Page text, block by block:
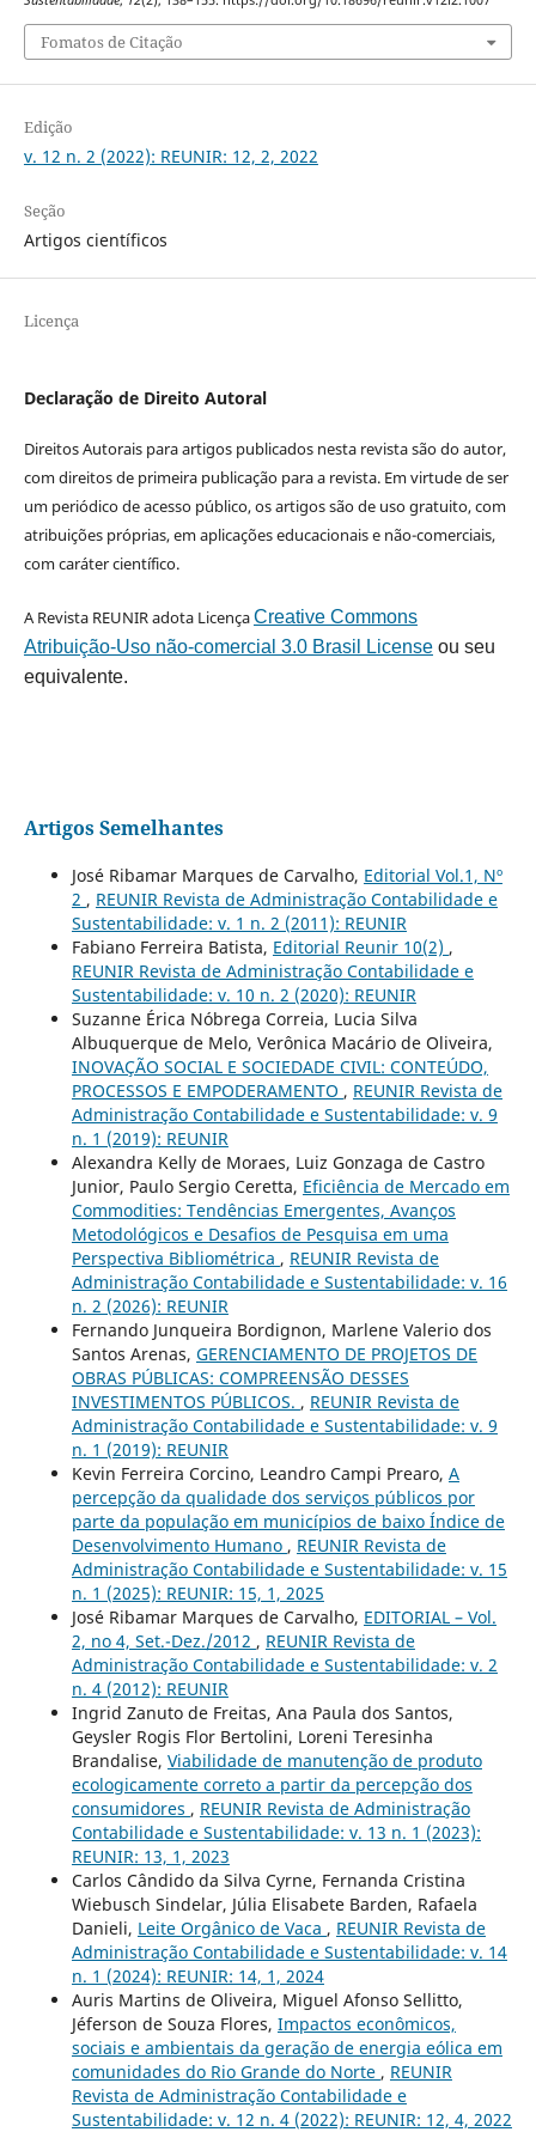
Fomatos de Citação
Edição
v. 12 n. 2 (2022): REUNIR: 12, 2, 2022
Seção
Artigos científicos
Licença
Declaração de Direito Autoral
Direitos Autorais para artigos publicados nesta revista são do autor,
com direitos de primeira publicação para a revista. Em virtude de ser
um periódico de acesso público, os artigos são de uso gratuito, com
atribuições próprias, em aplicações educacionais e não-comerciais,
com caráter científico.
A Revista REUNIR adota LicençaCreative Commons
Atribuição-Uso não-comercial 3.0 Brasil Licenseou seu
equivalente.
Artigos Semelhantes
José Ribamar Marques de Carvalho, Editorial Vol.1, Nº
2 , REUNIR Revista de Administração Contabilidade e
Sustentabilidade: v. 1 n. 2 (2011): REUNIR
Fabiano Ferreira Batista, Editorial Reunir 10(2) ,
REUNIR Revista de Administração Contabilidade e
Sustentabilidade: v. 10 n. 2 (2020): REUNIR
Suzanne Érica Nóbrega Correia, Lucia Silva
Albuquerque de Melo, Verônica Macário de Oliveira,
INOVAÇÃO SOCIAL E SOCIEDADE CIVIL: CONTEÚDO,
PROCESSOS E EMPODERAMENTO , REUNIR Revista de
Administração Contabilidade e Sustentabilidade: v. 9
n. 1 (2019): REUNIR
Alexandra Kelly de Moraes, Luiz Gonzaga de Castro
Junior, Paulo Sergio Ceretta, Eficiência de Mercado em
Commodities: Tendências Emergentes, Avanços
Metodológicos e Desafios de Pesquisa em uma
Perspectiva Bibliométrica , REUNIR Revista de
Administração Contabilidade e Sustentabilidade: v. 16
n. 2 (2026): REUNIR
Fernando Junqueira Bordignon, Marlene Valerio dos
Santos Arenas, GERENCIAMENTO DE PROJETOS DE
OBRAS PÚBLICAS: COMPREENSÃO DESSES
INVESTIMENTOS PÚBLICOS. , REUNIR Revista de
Administração Contabilidade e Sustentabilidade: v. 9
n. 1 (2019): REUNIR
Kevin Ferreira Corcino, Leandro Campi Prearo, A
percepção da qualidade dos serviços públicos por
parte da população em municípios de baixo Índice de
Desenvolvimento Humano , REUNIR Revista de
Administração Contabilidade e Sustentabilidade: v. 15
n. 1 (2025): REUNIR: 15, 1, 2025
José Ribamar Marques de Carvalho, EDITORIAL – Vol.
2, no 4, Set.-Dez./2012 , REUNIR Revista de
Administração Contabilidade e Sustentabilidade: v. 2
n. 4 (2012): REUNIR
Ingrid Zanuto de Freitas, Ana Paula dos Santos,
Geysler Rogis Flor Bertolini, Loreni Teresinha
Brandalise, Viabilidade de manutenção de produto
ecologicamente correto a partir da percepção dos
consumidores , REUNIR Revista de Administração
Contabilidade e Sustentabilidade: v. 13 n. 1 (2023):
REUNIR: 13, 1, 2023
Carlos Cândido da Silva Cyrne, Fernanda Cristina
Wiebusch Sindelar, Júlia Elisabete Barden, Rafaela
Danieli, Leite Orgânico de Vaca , REUNIR Revista de
Administração Contabilidade e Sustentabilidade: v. 14
n. 1 (2024): REUNIR: 14, 1, 2024
Auris Martins de Oliveira, Miguel Afonso Sellitto,
Jéferson de Souza Flores, Impactos econômicos,
sociais e ambientais da geração de energia eólica em
comunidades do Rio Grande do Norte , REUNIR
Revista de Administração Contabilidade e
Sustentabilidade: v. 12 n. 4 (2022): REUNIR: 12, 4, 2022